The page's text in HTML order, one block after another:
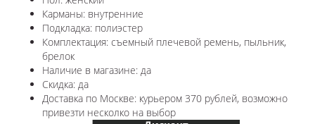
Карманы: внутренние
Подкладка: полиэстер
Комплектация: съемный плечевой ремень, пыльник,
брелок
Наличие в магазине: да
Скидка: да
Доставка по Москве: курьером 370 рублей, возможно
привезти несколко на выбор